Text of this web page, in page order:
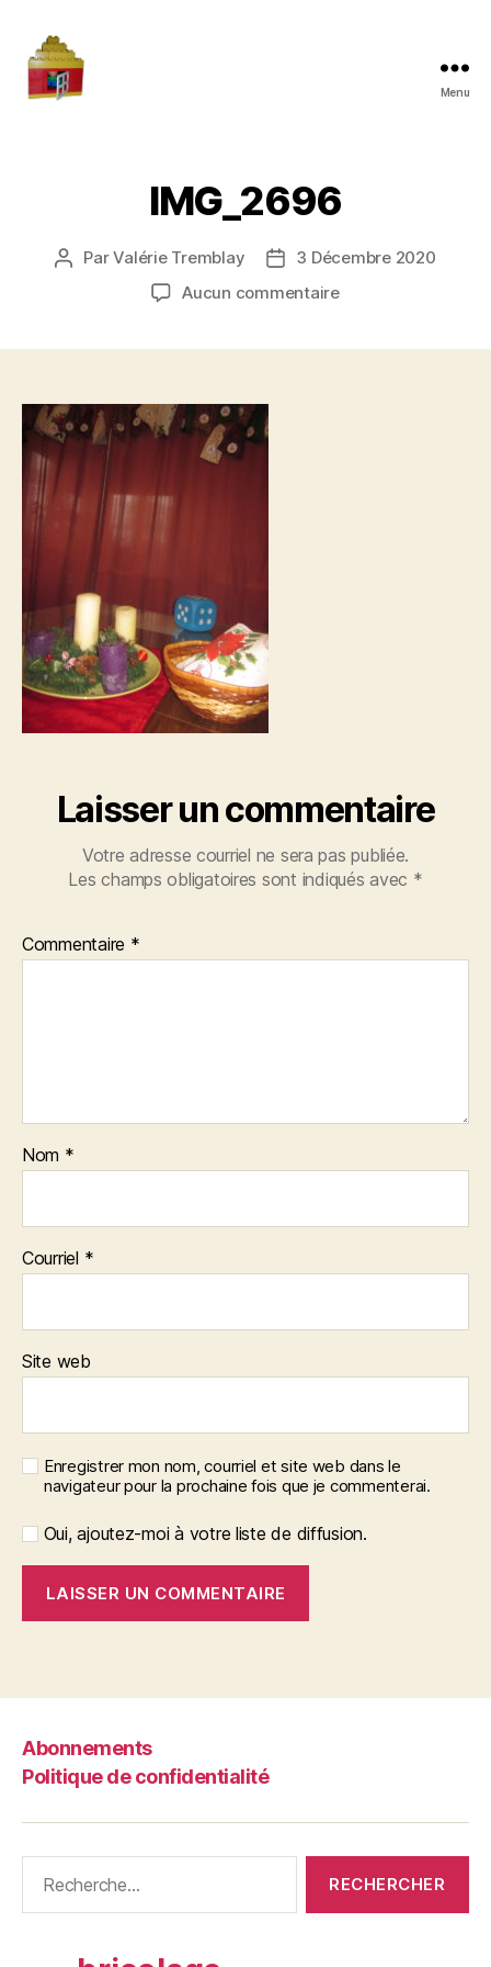
Menu
IMG_2696
Auteur
ParValérie Tremblay
Date3 Décembre 2020
Aucun commentairesur
Laisser un commentaire
Votre adresse courriel ne sera pas publiée.
Les champs obligatoires sont indiqués avec *
Commentaire *
Nom *
Courriel *
Site web
Enregistrer mon nom, courriel et site web dans le
navigateur pour la prochaine fois que je commenterai.
Oui, ajoutez-moi à votre liste de diffusion.
Abonnements
Politique de confidentialité